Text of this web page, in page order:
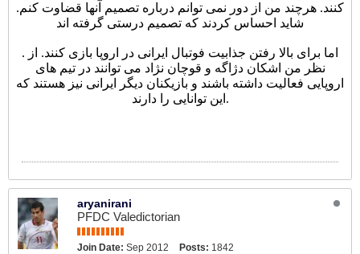
کنند. هرچند من از دور نمی توانم درباره تصمیم آنها قضاوت کنم.
شاید احساس کردند که تصمیم درستی گرفته اند
. اما برای بالا رفتن جذابیت فوتبال ایرانی در اروپا بازی کنند. از
نظر من اشکان دژاگه و قوچان نژاد می توانند در تیم های
اروپایی فعالیت داشته باشند و بازیکنان دیگر ایرانی نیز هستند که
این توانایی را دارند.
aryanirani
PFDC Valedictorian
Join Date: Sep 2012 Posts: 1842